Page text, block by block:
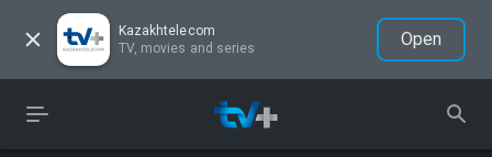
Kazakhtelecom
TV, movies and series
Open